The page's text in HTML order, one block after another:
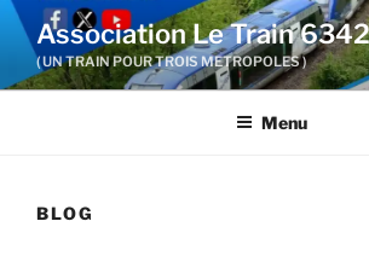
Aller
contenu
Association Le Train
( UN TRAIN POUR TROIS METROPOLES )
Menu
BLOG